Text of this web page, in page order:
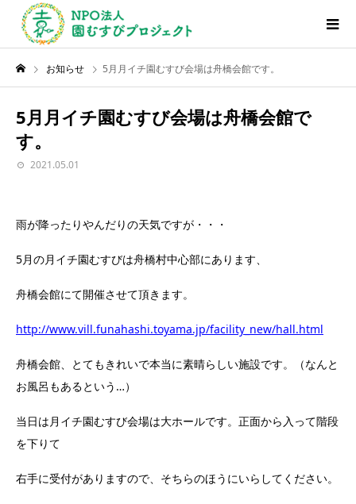
お知らせ 5月月イチ園むすび会場は舟橋会館です。
5月月イチ園むすび会場は舟橋会館で
す。
2021.05.01
雨が降ったりやんだりの天気ですが・・・
5月の月イチ園むすびは舟橋村中心部にあります、
舟橋会館にて開催させて頂きます。
http://www.vill.funahashi.toyama.jp/facility_new/hall.html
舟橋会館、とてもきれいで本当に素晴らしい施設です。（なんと
お風呂もあるという…）
当日は月イチ園むすび会場は大ホールです。正面から入って階段
を下りて
右手に受付がありますので、そちらのほうにいらしてください。